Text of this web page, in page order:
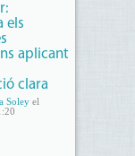
els
aplicant
clara
Soleyel